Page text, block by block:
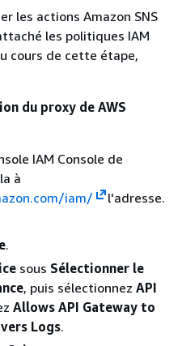
les actions Amazon SNS
les politiques IAM
cours de cette étape,
du proxy de AWS
IAM Console de
à
iam/
l'adresse.
.
sous Sélectionner le
, puis sélectionnez API
Allows API Gateway to
Logs.